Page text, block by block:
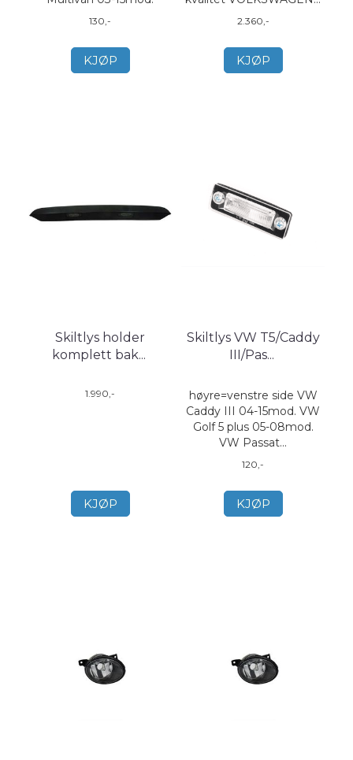
130,-
KJØP
2.360,-
KJØP
Skiltlys holder
komplett bak...
1.990,-
KJØP
Skiltlys VW T5/Caddy
III/Pas...
høyre=venstre side VW
Caddy III 04-15mod. VW
Golf 5 plus 05-08mod.
VW Passat...
120,-
KJØP